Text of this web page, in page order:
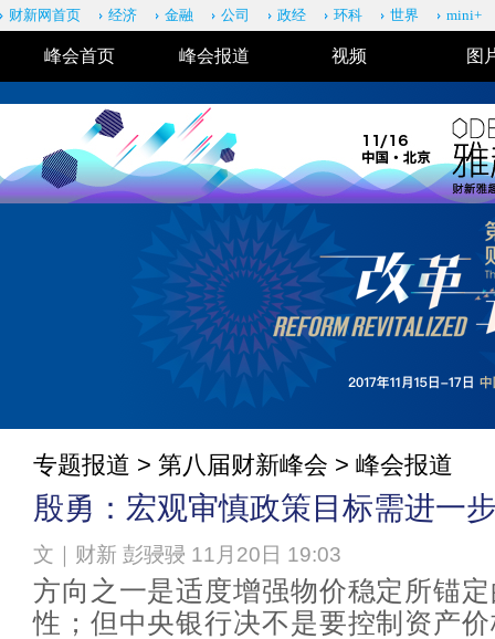
财新网首页 经济 金融 公司 政经 环科 世界 mini+
峰会首页 峰会报道 视频 图
专题报道 > 第八届财新峰会 > 峰会报道
殷勇：宏观审慎政策目标需进一
文｜财新 彭骎骎 11月20日 19:03
方向之一是适度增强物价稳定所锚
性；但中央银行决不是要控制资产